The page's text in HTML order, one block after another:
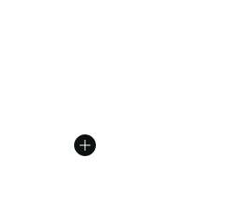
Der Preis ist von € 115,00 auf €